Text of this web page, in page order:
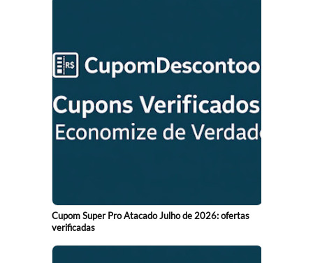
Cupom Super Pro Atacado Julho de 2026: ofertas
verificadas